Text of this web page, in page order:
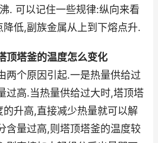
. 可以记住一些规律:纵向来看
低,副族金属从上到下熔点升.
顶塔釜的温度怎么变化
两个原因引起.一是热量供给过
过高.当热量供给过大时,塔顶塔
升高,直接减少热量就可以解
含量过高,则塔顶塔釜的温度较